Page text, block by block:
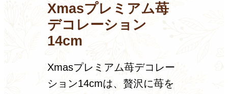
Xmasプレミアム苺
デコレーション
14cm
Xmasプレミアム苺デコレー
ション14cmは、贅沢に苺を